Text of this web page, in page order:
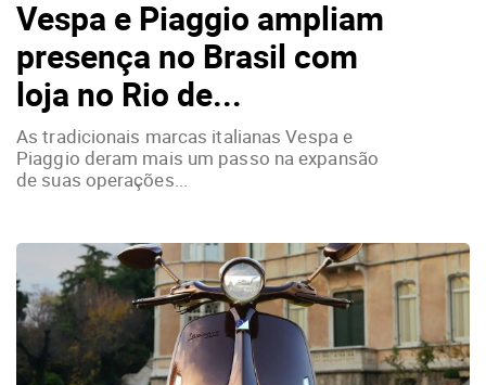
Vespa e Piaggio ampliam
presença no Brasil com
loja no Rio de...
As tradicionais marcas italianas Vespa e
Piaggio deram mais um passo na expansão
de suas operações...